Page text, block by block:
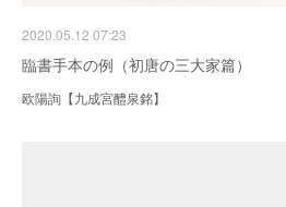
2020.05.12 07:23
臨書手本の例（初唐の三大家篇）
欧陽詢【九成宮醴泉銘】